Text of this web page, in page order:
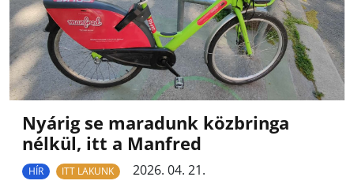
Nyárig se maradunk közbringa
nélkül, itt a Manfred
HÍR ITT LAKUNK
2026. 04. 21.